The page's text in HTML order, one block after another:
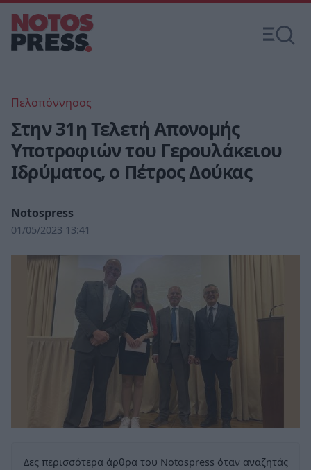
Πελοπόννησος
Στην 31η Τελετή Απονομής
Υποτροφιών του Γερουλάκειου
Ιδρύματος, ο Πέτρος Δούκας
Notospress
01/05/2023 13:41
Δες περισσότερα άρθρα του Notospress όταν αναζητάς